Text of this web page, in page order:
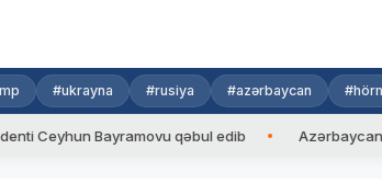
#ukrayna #rusiya #azərbaycan
Bayramovu qəbul edib Azərbaycan və